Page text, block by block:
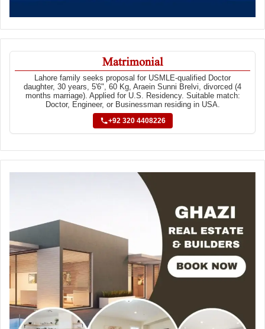
Matrimonial
Lahore family seeks proposal for USMLE-qualified Doctor
daughter, 30 years, 5'6", 60 Kg, Araein Sunni Brelvi, divorced (4
months marriage). Applied for U.S. Residency. Suitable match:
Doctor, Engineer, or Businessman residing in USA.
+92 320 4408226